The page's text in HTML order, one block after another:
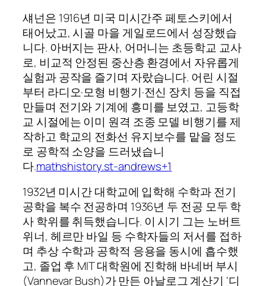
섀넌은 1916년 미국 미시간주 페토스키에서
태어났고, 시골 마을 게일로드에서 성장했습
니다. 아버지는 판사, 어머니는 초등학교 교사
로, 비교적 안정된 중산층 환경에서 자유롭게
실험과 공작을 즐기며 자랐습니다. 어린 시절
부터 라디오·모형 비행기·전신 장치 등을 직접
만들며 전기와 기계에 흥미를 보였고, 고등학
교 시절에는 이미 원격 조종 모델 비행기를 제
작하고 학교의 전화선 유지보수를 맡을 정도
로 공학적 소양을 드러냈습니
다.mathshistory.st-andrews+1
1932년 미시간 대학교에 입학해 수학과 전기
공학을 복수 전공하며 1936년 두 전공 모두 학
사 학위를 취득했습니다. 이 시기 그는 노버트
위너, 헤르만 바일 등 수학자들의 저서를 접하
며 추상 수학과 공학적 응용을 동시에 흡수했
고, 졸업 후 MIT 대학원에 진학해 바네버 부시
(Vannevar Bush)가 만든 아날로그 계산기 ‘디